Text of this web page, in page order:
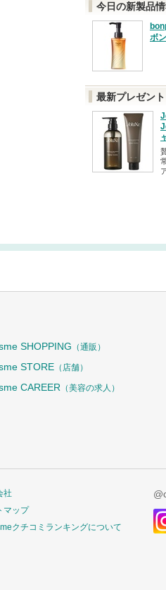
今日の新製品
ボ
最新プレゼント
SHOPPING （通販）
STORE （店舗）
CAREER （美容の求人）
社
マップ
クチコミランキングについて